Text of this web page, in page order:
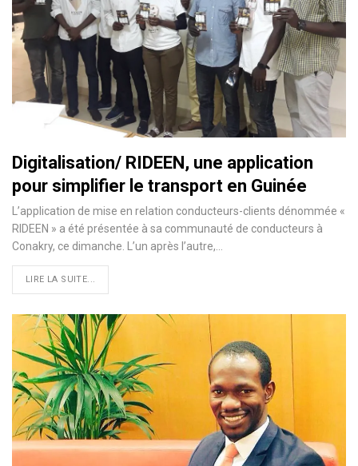
Digitalisation/ RIDEEN, une application
pour simplifier le transport en Guinée
L’application de mise en relation conducteurs-clients dénommée «
RIDEEN » a été présentée à sa communauté de conducteurs à
Conakry, ce dimanche. L’un après l’autre,
LIRE LA SUITE...